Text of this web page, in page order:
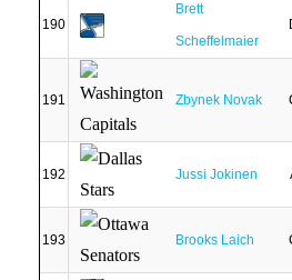
190
Brett
Scheffelmaier
191 Zbynek Novak
192 Jussi Jokinen
193 Brooks Laich